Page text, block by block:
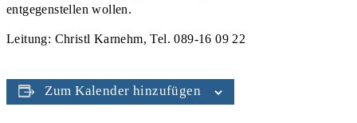
entgegenstellen wollen.
Leitung: Christl Karnehm, Tel. 089-16 09 22
Zum Kalender hinzufügen